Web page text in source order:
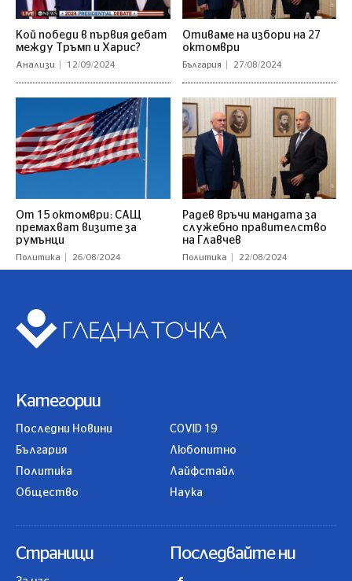
Кой победи в първия дебат
между Тръмп и Харис?
Анализи 12/09/2024
Отиваме на избори на 27
октомври
България 27/08/2024
От 15 октомври: САЩ
премахват визите за
румънци
Политика 26/08/2024
Радев връчи мандата за
служебно правителство
на Главчев
Политика 22/08/2024
Категории
Последни Новини
България
Политика
Общество
COVID 19
Любопитно
Лайфстайл
Наука
Страници Последвайте ни